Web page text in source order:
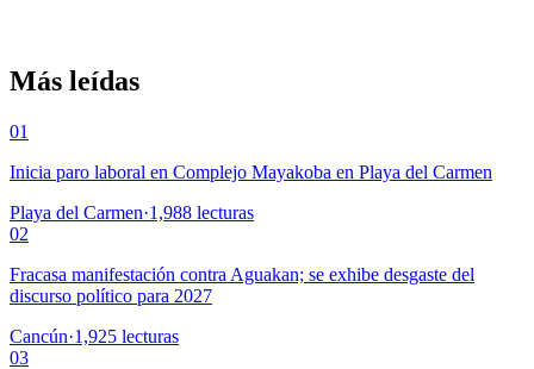
Más leídas
01
Inicia paro laboral en Complejo Mayakoba en Playa del Carmen
Playa del Carmen·1,988 lecturas
02
Fracasa manifestación contra Aguakan; se exhibe desgaste del
discurso político para 2027
Cancún·1,925 lecturas
03